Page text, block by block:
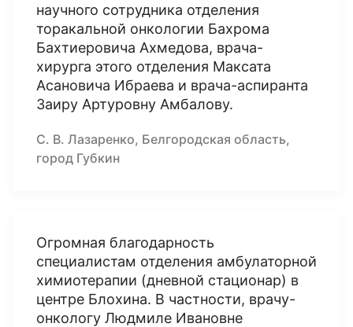
научного сотрудника отделения
торакальной онкологии Бахрома
Бахтиеровича Ахмедова, врача-
хирурга этого отделения Максата
Асановича Ибраева и врача-аспиранта
Заиру Артуровну Амбалову.
С. В. Лазаренко, Белгородская область,
город Губкин
Огромная благодарность
специалистам отделения амбулаторной
химиотерапии (дневной стационар) в
центре Блохина. В частности, врачу-
онкологу Людмиле Ивановне